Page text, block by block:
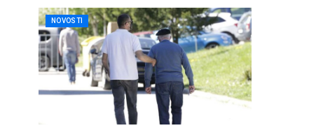
NOVOSTI